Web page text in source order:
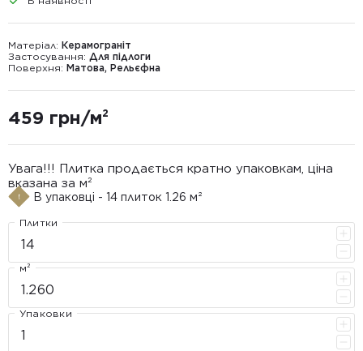
Матеріал: Керамограніт
Застосування: Для підлоги
Поверхня: Матова, Рельєфна
459 грн/м²
Увага!!! Плитка продається кратно упаковкам, ціна
вказана за м²
В упаковці - 14 плиток 1.26 м²
Плитки
м²
Упаковки